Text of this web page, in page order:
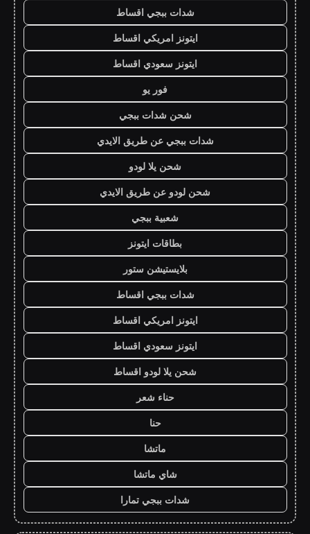
شدات ببجي اقساط
ايتونز امريكي اقساط
ايتونز سعودي اقساط
فور يو
شحن شدات ببجي
شدات ببجي عن طريق الايدي
شحن يلا لودو
شحن لودو عن طريق الايدي
شعبية ببجي
بطاقات ايتونز
بلايستيشن ستور
شدات ببجي اقساط
ايتونز امريكي اقساط
ايتونز سعودي اقساط
شحن يلا لودو اقساط
حناء شعر
حنا
ماتشا
شاي ماتشا
شدات ببجي تمارا